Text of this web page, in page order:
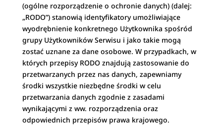
(ogólne rozporządzenie o ochronie danych) (dalej:
„RODO”) stanowią identyfikatory umożliwiające
wyodrębnienie konkretnego Użytkownika spośród
grupy Użytkowników Serwisu i jako takie mogą
zostać uznane za dane osobowe. W przypadkach, w
których przepisy RODO znajdują zastosowanie do
przetwarzanych przez nas danych, zapewniamy
środki wszystkie niezbędne środki w celu
przetwarzania danych zgodnie z zasadami
wynikającymi z ww. rozporządzenia oraz
odpowiednich przepisów prawa krajowego.